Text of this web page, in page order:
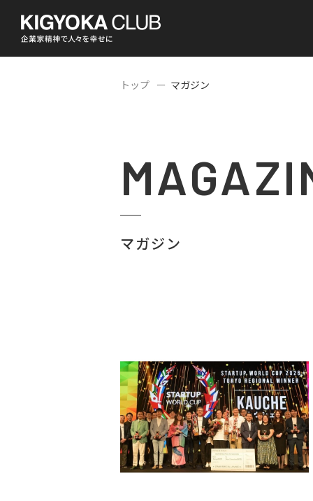
トップ マガジン
マガジン